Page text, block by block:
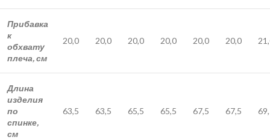
Прибавка
к
обхвату
плеча, см
20,0 20,0 20,0 20,0 20,0 20,0
Длина
изделия
по
спинке,
см
63,5 63,5 65,5 65,5 67,5 67,5